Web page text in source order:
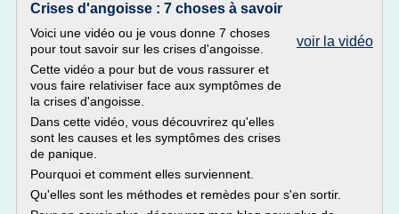
Crises d'angoisse : 7 choses à savoir
voir la vidéo
Voici une vidéo ou je vous donne 7 choses
pour tout savoir sur les crises d'angoisse.
Cette vidéo a pour but de vous rassurer et
vous faire relativiser face aux symptômes de
la crises d'angoisse.
Dans cette vidéo, vous découvrirez qu'elles
sont les causes et les symptômes des crises
de panique.
Pourquoi et comment elles surviennent.
Qu'elles sont les méthodes et remèdes pour s'en sortir.